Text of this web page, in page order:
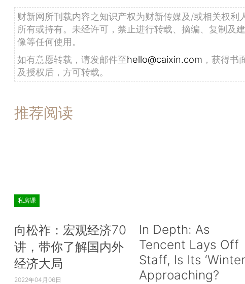
财新网所刊载内容之知识产权为财新传媒及/或相关权利
所有或持有。未经许可，禁止进行转载、摘编、复制及
像等任何使用。
如有意愿转载，请发邮件至hello@caixin.com ，获得书
及授权后，方可转载。
推荐阅读
私房课
向松祚：宏观经济70
讲，带你了解国内外
经济大局
2022年04月06日
In Depth: As
Tencent Lays Off
Staff, Is Its
Approaching?